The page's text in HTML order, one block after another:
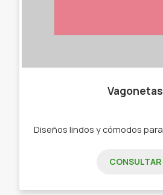
Vagonetas
CONSULTAR